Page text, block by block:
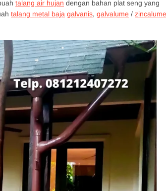
talang air hujan dengan bahan plat seng yang
talang metal baja galvanis, galvalume / zincalume